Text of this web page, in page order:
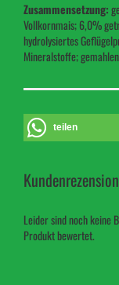
Zusammensetzung:
Vollkornmais; 6,0%
hydrolysiertes
Mineralstoffe;
teilen
Leider sind noch keine
Produkt bewertet.